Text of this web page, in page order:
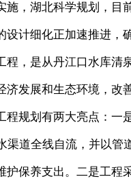
施，湖北科学规划，
设计细化正加速推进，
，是从丹江口水库清
济发展和生态环境，改
规划有两大亮点：一
渠道全线自流，并以
护保养支出。二是工程